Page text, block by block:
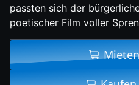
passten sich der
poetischer Film voller